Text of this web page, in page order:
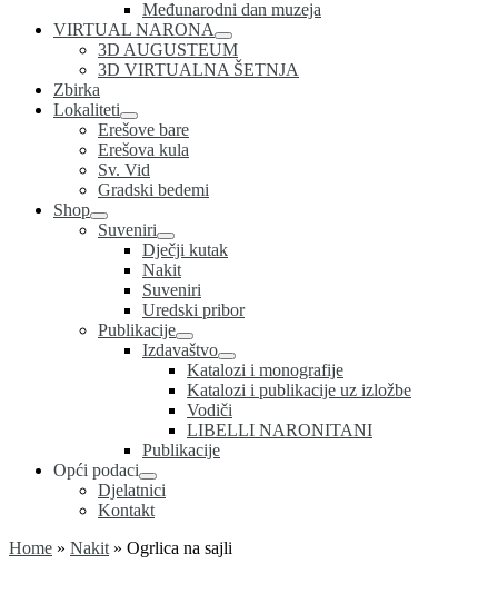
Međunarodni dan muzeja
VIRTUAL NARONA
3D AUGUSTEUM
3D VIRTUALNA ŠETNJA
Zbirka
Lokaliteti
Erešove bare
Erešova kula
Sv. Vid
Gradski bedemi
Shop
Suveniri
Dječji kutak
Nakit
Suveniri
Uredski pribor
Publikacije
Izdavaštvo
Katalozi i monografije
Katalozi i publikacije uz izložbe
Vodiči
LIBELLI NARONITANI
Publikacije
Opći podaci
Djelatnici
Kontakt
Home » Nakit » Ogrlica na sajli